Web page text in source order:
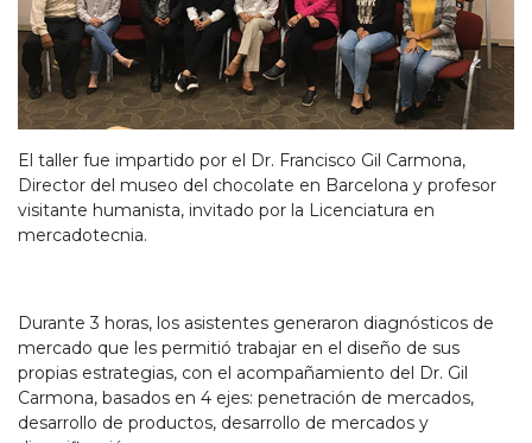
El taller fue impartido por el Dr. Francisco Gil Carmona,
Director del museo del chocolate en Barcelona y profesor
visitante humanista, invitado por la Licenciatura en
mercadotecnia.
Durante 3 horas, los asistentes generaron diagnósticos de
mercado que les permitió trabajar en el diseño de sus
propias estrategias, con el acompañamiento del Dr. Gil
Carmona, basados en 4 ejes: penetración de mercados,
desarrollo de productos, desarrollo de mercados y